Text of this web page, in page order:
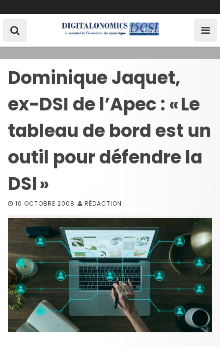
k
Dominique Jaquet,
ex-DSI de l’Apec : « Le
tableau de bord est un
outil pour défendre la
DSI »
10 OCTOBRE 2008 RÉDACTION